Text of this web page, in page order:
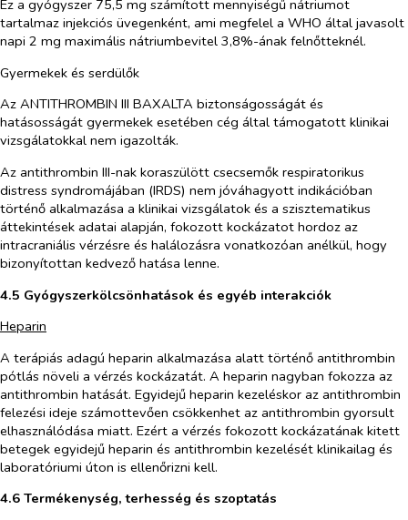
Ez a gyógyszer 75,5 mg számított mennyiségű nátriumot
tartalmaz injekciós üvegenként, ami megfelel a WHO által javasolt
napi 2 mg maximális nátriumbevitel 3,8%-ának felnőtteknél.
Gyermekek és serdülők
Az ANTITHROMBIN III BAXALTA biztonságosságát és
hatásosságát gyermekek esetében cég által támogatott klinikai
vizsgálatokkal nem igazolták.
Az antithrombin III-nak koraszülött csecsemők respiratorikus
distress syndromájában (IRDS) nem jóváhagyott indikációban
történő alkalmazása a klinikai vizsgálatok és a szisztematikus
áttekintések adatai alapján, fokozott kockázatot hordoz az
intracraniális vérzésre és halálozásra vonatkozóan anélkül, hogy
bizonyítottan kedvező hatása lenne.
4.5 Gyógyszerkölcsönhatások és egyéb interakciók
Heparin
A terápiás adagú heparin alkalmazása alatt történő antithrombin
pótlás növeli a vérzés kockázatát. A heparin nagyban fokozza az
antithrombin hatását. Egyidejű heparin kezeléskor az antithrombin
felezési ideje számottevően csökkenhet az antithrombin gyorsult
elhasználódása miatt. Ezért a vérzés fokozott kockázatának kitett
betegek egyidejű heparin és antithrombin kezelését klinikailag és
laboratóriumi úton is ellenőrizni kell.
4.6 Termékenység, terhesség és szoptatás